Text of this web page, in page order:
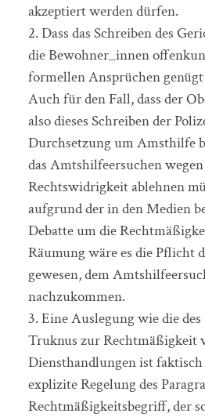
akzeptiert werden dürfen.
2. Dass das Schreiben des
die Bewohner_innen
formellen Ansprüchen
Auch für den Fall, dass der
also dieses Schreiben der
Durchsetzung um Amsthilfe
das Amtshilfeersuchen
Rechtswidrigkeit ablehnen
aufgrund der in den Medien
Debatte um die
Räumung wäre es die Pflicht
gewesen, dem
nachzukommen.
3. Eine Auslegung wie die des
Truknus zur Rechtmäßigkeit
Diensthandlungen ist faktisch
explizite Regelung des
Rechtmäßigkeitsbegriff, der